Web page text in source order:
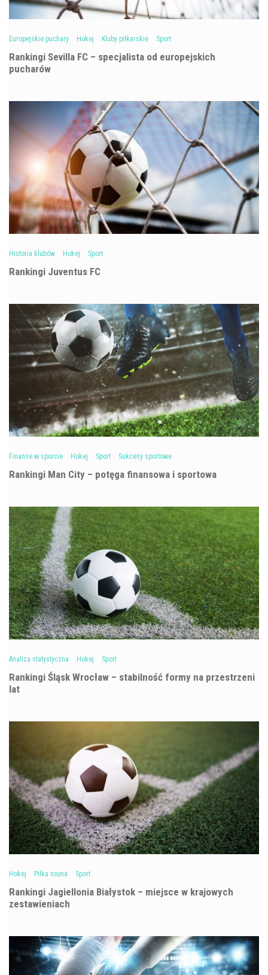
Europejskie puchary Hokej Kluby piłkarskie Sport
Rankingi Sevilla FC – specjalista od europejskich
pucharów
Historia klubów Hokej Sport
Rankingi Juventus FC
Finanse w sporcie Hokej Sport Sukcesy sportowe
Rankingi Man City – potęga finansowa i sportowa
Analiza statystyczna Hokej Sport
Rankingi Śląsk Wrocław – stabilność formy na przestrzeni
lat
Hokej Piłka nożna Sport
Rankingi Jagiellonia Białystok – miejsce w krajowych
zestawieniach